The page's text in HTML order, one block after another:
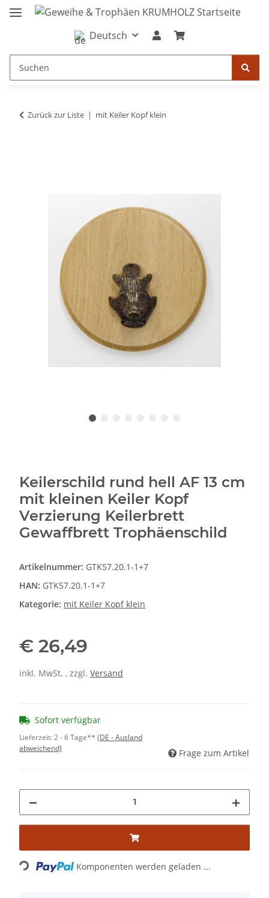
Deutsch
Zurück zur Liste mit Keiler Kopf klein
Keilerschild rund hell AF 13 cm
mit kleinen Keiler Kopf
Verzierung Keilerbrett
Gewaffbrett Trophäenschild
Artikelnummer: GTK57.20.1-1+7
HAN: GTK57.20.1-1+7
Kategorie: mit Keiler Kopf klein
€ 26,49
inkl. MwSt. , zzgl. Versand
Sofort verfügbar
Lieferzeit:2 - 6 Tage** (DE - Ausland
abweichend)
Frage zum Artikel
Loading... Komponenten werden geladen ...